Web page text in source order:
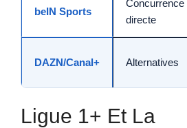
beIN Sports
Concurrence
directe
DAZN/Canal+ Alternatives
Ligue 1+ Et La